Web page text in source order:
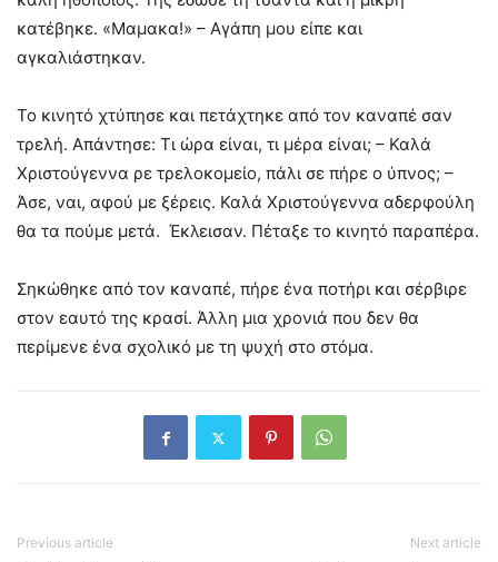
κατέβηκε. «Μαμακα!» – Αγάπη μου είπε και
αγκαλιάστηκαν.
Το κινητό χτύπησε και πετάχτηκε από τον καναπέ σαν
τρελή. Απάντησε: Τι ώρα είναι, τι μέρα είναι; – Καλά
Χριστούγεννα ρε τρελοκομείο, πάλι σε πήρε ο ύπνος; –
Άσε, ναι, αφού με ξέρεις. Καλά Χριστούγεννα αδερφούλη
θα τα πούμε μετά. Έκλεισαν. Πέταξε το κινητό παραπέρα.
Σηκώθηκε από τον καναπέ, πήρε ένα ποτήρι και σέρβιρε
στον εαυτό της κρασί. Άλλη μια χρονιά που δεν θα
περίμενε ένα σχολικό με τη ψυχή στο στόμα.
Previous article Next article